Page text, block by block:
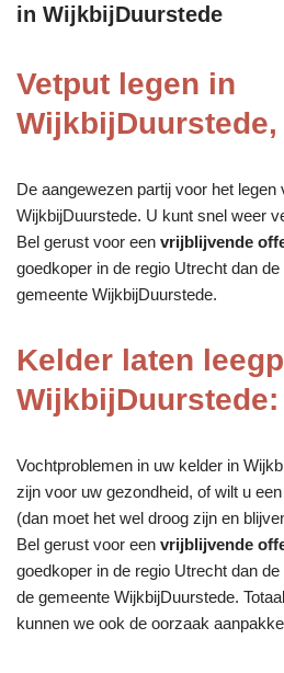
in WijkbijDuurstede
Vetput legen in
De aangewezen partij voor het legen
WijkbijDuurstede. U kunt snel weer
Bel gerust voor een vrijblijvende
goedkoper in de regio Utrecht dan
gemeente WijkbijDuurstede.
Kelder laten
WijkbijDuurstede:
Vochtproblemen in uw kelder in
zijn voor uw gezondheid, of wilt u
(dan moet het wel droog zijn en
Bel gerust voor een vrijblijvende
goedkoper in de regio Utrecht dan
de gemeente WijkbijDuurstede.
kunnen we ook de oorzaak